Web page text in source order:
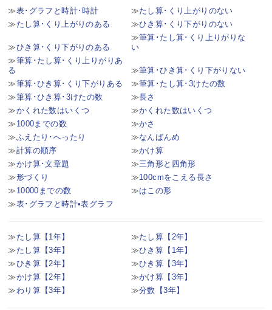
表･グラフと時計･時計
たし算･くり上がりのない
たし算･くり上がりのある
ひき算･くり下がりのない
ひき算･くり下がりのある
筆算･たし算･くり上りがりな
い
筆算･たし算･くり上りがりあ
る
筆算･ひき算･くり下がりない
筆算･ひき算･くり下がりある
筆算･たし算･3けたの数
筆算･ひき算･3けたの数
長さ
かくれた数はいくつ
かくれた数はいくつ
1000までの数
かさ
ふえたり･へったり
なんばんめ
計算の順序
かけ算
かけ算･文章題
三角形と四角形
形づくり
100cmをこえる長さ
10000までの数
はこの形
表･グラフと時計•表グラフ
たし算【1年】
たし算【2年】
たし算【3年】
ひき算【1年】
ひき算【2年】
ひき算【3年】
かけ算【2年】
かけ算【3年】
わり算【3年】
分数【3年】